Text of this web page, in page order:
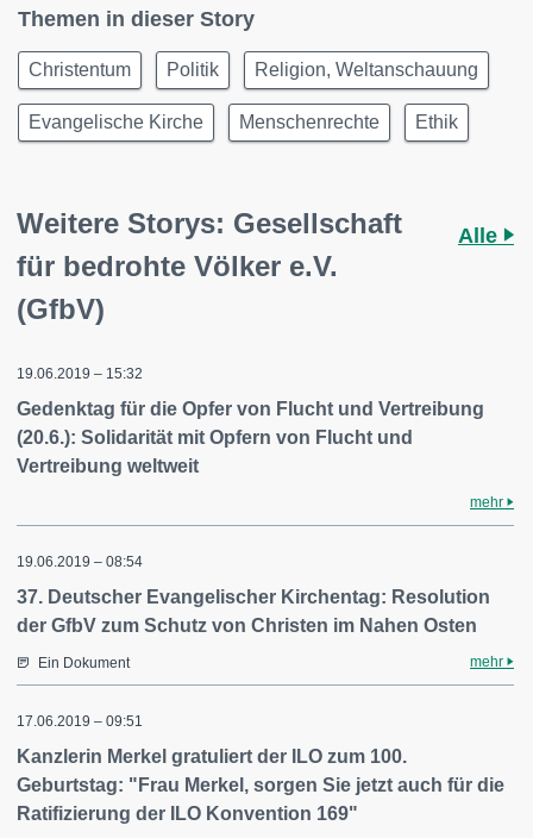
Themen in dieser Story
Christentum Politik Religion, Weltanschauung
Evangelische Kirche Menschenrechte Ethik
Weitere Storys: Gesellschaft
für bedrohte Völker e.V.
(GfbV)
Alle
19.06.2019 – 15:32
Gedenktag für die Opfer von Flucht und Vertreibung
(20.6.): Solidarität mit Opfern von Flucht und
Vertreibung weltweit
mehr
19.06.2019 – 08:54
37. Deutscher Evangelischer Kirchentag: Resolution
der GfbV zum Schutz von Christen im Nahen Osten
Ein Dokument mehr
17.06.2019 – 09:51
Kanzlerin Merkel gratuliert der ILO zum 100.
Geburtstag: "Frau Merkel, sorgen Sie jetzt auch für die
Ratifizierung der ILO Konvention 169"